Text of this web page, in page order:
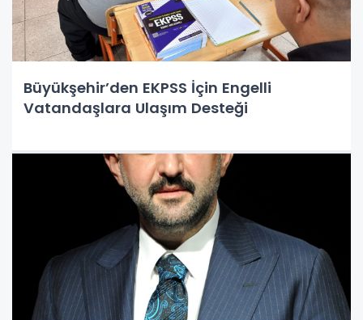
Büyükşehir’den EKPSS İçin Engelli
Vatandaşlara Ulaşım Desteği